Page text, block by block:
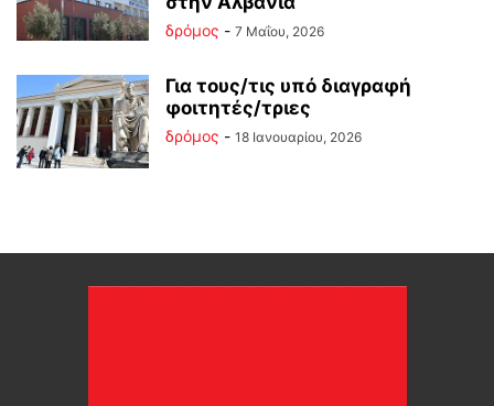
δρόμος - 7 Μαΐου, 2026
Για τους/τις υπό διαγραφή
φοιτητές/τριες
δρόμος - 18 Ιανουαρίου, 2026